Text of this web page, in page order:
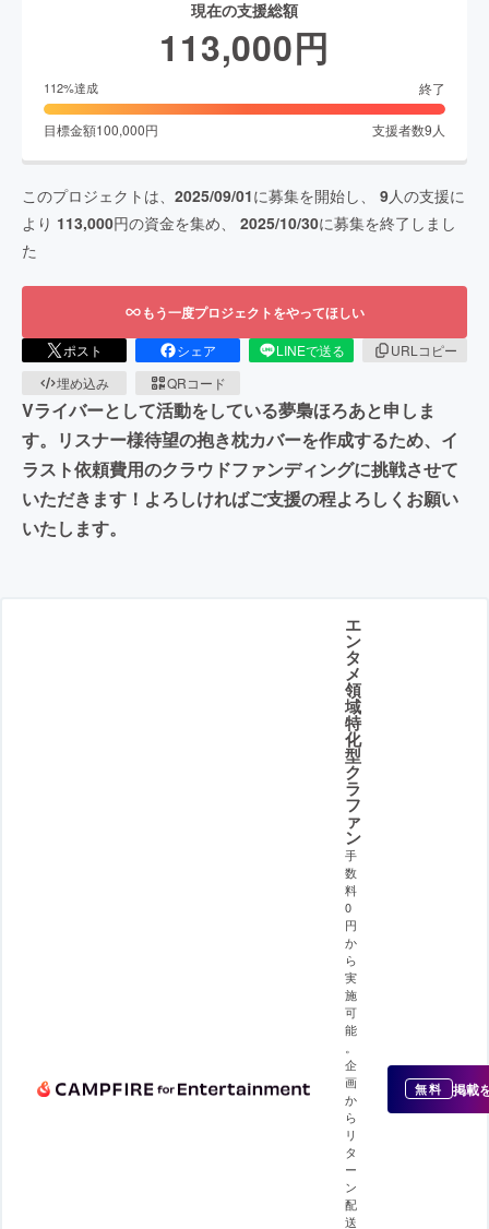
現在の支援総額
113,000円
112%達成 終了
目標金額100,000円 支援者数9 人
このプロジェクトは、 2025/09/01に募集を開始し、 9人の支援に
より 113,000円の資金を集め、 2025/10/30に募集を終了しまし
た
もう一度プロジェクトをやってほしい
ポスト シェア LINEで送る
URLコピー
埋め込み
QRコード
Vライバーとして活動をしている夢梟ほろあと申しま
す。リスナー様待望の抱き枕カバーを作成するため、イ
ラスト依頼費用のクラウドファンディングに挑戦させて
いただきます！よろしければご支援の程よろしくお願い
いたします。
エ
ン
タ
メ
領
域
特
化
型
ク
ラ
フ
ァ
ン
手
数
料
0
円
か
ら
実
施
可
能
企
画
か
ら
リ
タ
ー
ン
配
送
無料 掲載